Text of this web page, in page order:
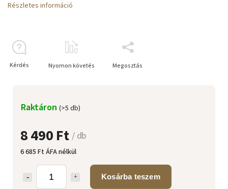
8 490 Ft/ db
6 685 Ft ÁFA nélkül
Kosárba teszem
Raktáron (>5 db)
Részletes információ
Kérdés Nyomon követés Megosztás